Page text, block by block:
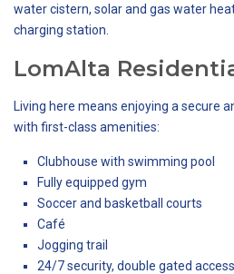
water cistern, solar and gas water
charging station.
LomAlta
Living here means enjoying a secure
with first-class amenities:
Clubhouse with swimming pool
Fully equipped gym
Soccer and basketball courts
Café
Jogging trail
24/7 security, double gated